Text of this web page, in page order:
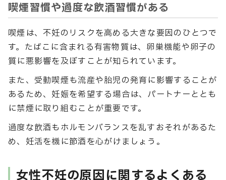
喫煙習慣や過度な飲酒習慣がある
喫煙は、不妊のリスクを高める大きな要因のひとつで
す。たばこに含まれる有害物質は、卵巣機能や卵子の
質に悪影響を及ぼすことが知られています。
また、受動喫煙も流産や胎児の発育に影響することが
あるため、妊娠を希望する場合は、パートナーととも
に禁煙に取り組むことが重要です。
過度な飲酒もホルモンバランスを乱すおそれがあるた
め、妊活を機に節酒を心がけましょう。
女性不妊の原因に関するよくある